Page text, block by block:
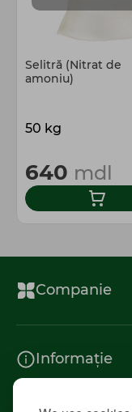
Selitră (Nitrat de
amoniu)
50 kg
640 mdl
Companie
Informație